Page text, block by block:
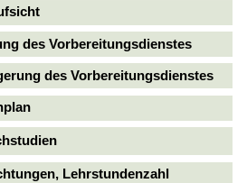
des Vorbereitungsdienstes
des Vorbereitungsdienstes
Lehrstundenzahl